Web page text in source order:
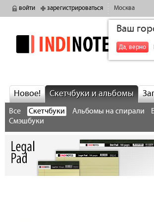
войти зарегистрироваться Москва
Ваш
Да, верно
indinotes
Новое! Скетчбуки и альбомы
Все Скетчбуки Альбомы на спирали
Смэшбуки